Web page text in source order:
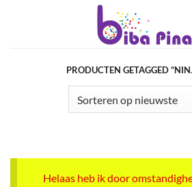
PRODUCTEN GETAGGED
Helaas heb ik door